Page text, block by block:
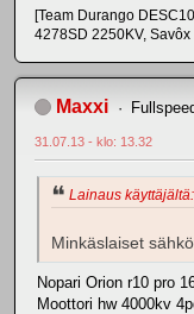
[Team Durango
4278SD 2250KV, Savôx
Maxxi
31.07.13 - klo: 13.32
Lainaus
Minkäslaiset
Nopari Orion r10 pro
Moottori hw 4000kv